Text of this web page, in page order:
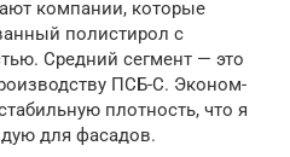
компании, которые
полистирол с
Средний сегмент — это
ПСБ-С. Эконом-
плотность, что я
для фасадов.